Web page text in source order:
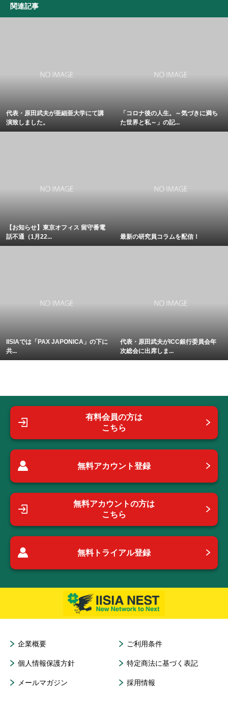
関連記事
代表・原田武夫が亜細亜大学にて講
演致しました。
「コロナ後の人生。～気づきに満ち
た世界と私～」の記...
【お知らせ】東京オフィス 留守番電
話不通（1月22...
最新の研究員コラムを配信！
IISIAでは「PAX JAPONICA」の下に
共...
代表・原田武夫がICC銀行委員会年
次総会に出席しま...
有料会員の方は
こちら
無料アカウント登録
無料アカウントの方は
こちら
無料トライアル登録
企業概要 ご利用条件
個人情報保護方針 特定商法に基づく表記
メールマガジン 採用情報